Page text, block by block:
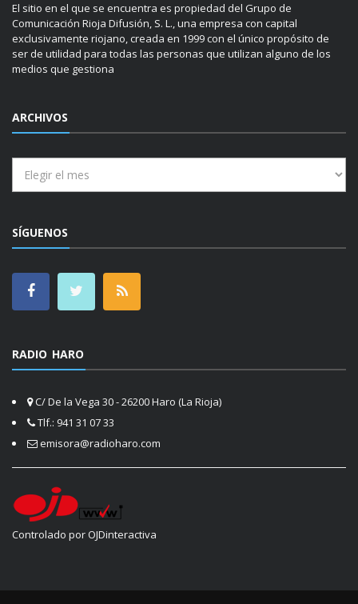
El sitio en el que se encuentra es propiedad del Grupo de
Comunicación Rioja Difusión, S. L., una empresa con capital
exclusivamente riojano, creada en 1999 con el único propósito de
ser de utilidad para todas las personas que utilizan alguno de los
medios que gestiona
ARCHIVOS
SÍGUENOS
RADIO HARO
C/ De la Vega 30 - 26200 Haro (La Rioja)
Tlf.: 941 31 07 33
emisora@radioharo.com
Controlado por OJDinteractiva